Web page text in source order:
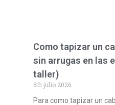
Como tapizar un
sin arrugas en las
taller)
6th julio 2026
Para como tapizar un